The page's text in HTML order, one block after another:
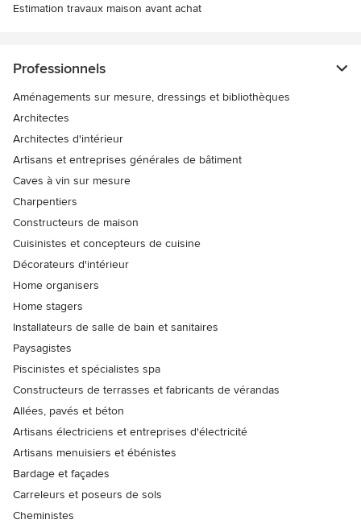
Estimation travaux maison avant achat
Professionnels
Aménagements sur mesure, dressings et bibliothèques
Architectes
Architectes d'intérieur
Artisans et entreprises générales de bâtiment
Caves à vin sur mesure
Charpentiers
Constructeurs de maison
Cuisinistes et concepteurs de cuisine
Décorateurs d'intérieur
Home organisers
Home stagers
Installateurs de salle de bain et sanitaires
Paysagistes
Piscinistes et spécialistes spa
Constructeurs de terrasses et fabricants de vérandas
Allées, pavés et béton
Artisans électriciens et entreprises d'électricité
Artisans menuisiers et ébénistes
Bardage et façades
Carreleurs et poseurs de sols
Cheministes